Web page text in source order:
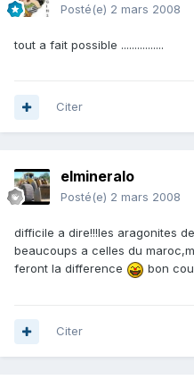
Posté(e) 2 mars 2008
tout a fait possible ................
Citer
elmineralo
Posté(e) 2 mars 2008
difficile a dire!!!les aragonites
beaucoups a celles du
feront la difference
bon
Citer